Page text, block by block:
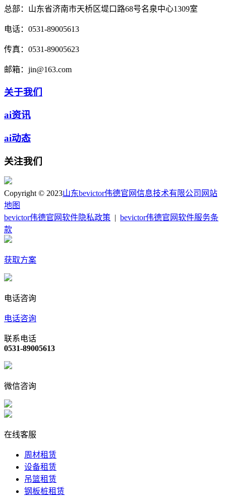
总部： 山东省济南市天桥区堤口路68号名泉中心1309室
电话： 0531-89005613
传真： 0531-89005623
邮箱： jin@163.com
关于我们
ai资讯
ai动态
关注我们
Copyright © 2023山东bevictor伟德官网信息技术有限公司 网站
地图
bevictor伟德官网软件隐私政策
bevictor伟德官网软件服务条
款
获取方案
电话咨询
电话咨询
联系电话
0531-89005613
微信咨询
在线客服
周材租赁
设备租赁
吊篮租赁
钢板桩租赁